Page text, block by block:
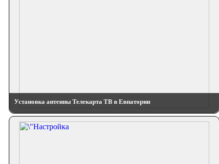
Установка антенны Телекарта ТВ в Евпатории